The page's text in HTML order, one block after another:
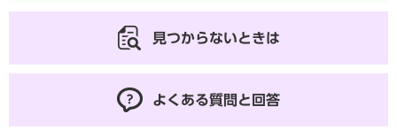
見つからないときは
よくある質問と回答